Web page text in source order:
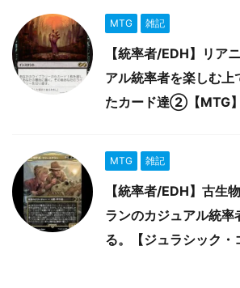
MTG 雑記
【統率者/EDH】リア
アル統率者を楽しむ上
たカード達②【MTG】
MTG 雑記
【統率者/EDH】古生
ランのカジュアル統率
る。【ジュラシック・